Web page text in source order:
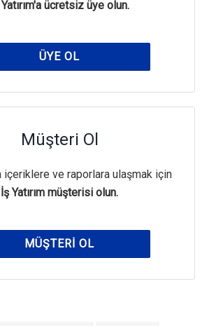
ücretsiz üye olun.
ÜYE OL
Müşteri Ol
içeriklere ve raporlara ulaşmak için
İş Yatırım müşterisi olun.
MÜŞTERI OL